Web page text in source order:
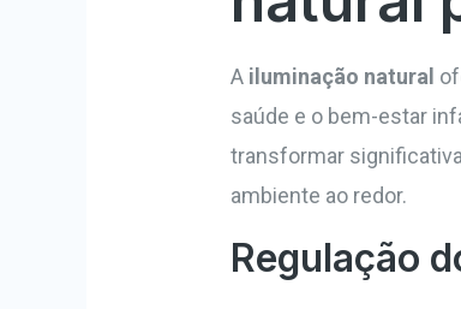
A iluminação natural
saúde e o bem-estar
transformar
ambiente ao redor.
Regulação